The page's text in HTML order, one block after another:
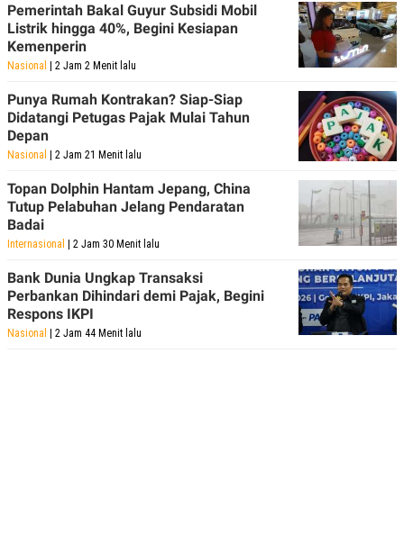
Pemerintah Bakal Guyur Subsidi Mobil
Listrik hingga 40%, Begini Kesiapan
Kemenperin
Nasional | 2 Jam 2 Menit lalu
Punya Rumah Kontrakan? Siap-Siap
Didatangi Petugas Pajak Mulai Tahun
Depan
Nasional | 2 Jam 21 Menit lalu
Topan Dolphin Hantam Jepang, China
Tutup Pelabuhan Jelang Pendaratan
Badai
Internasional | 2 Jam 30 Menit lalu
Bank Dunia Ungkap Transaksi
Perbankan Dihindari demi Pajak, Begini
Respons IKPI
Nasional | 2 Jam 44 Menit lalu